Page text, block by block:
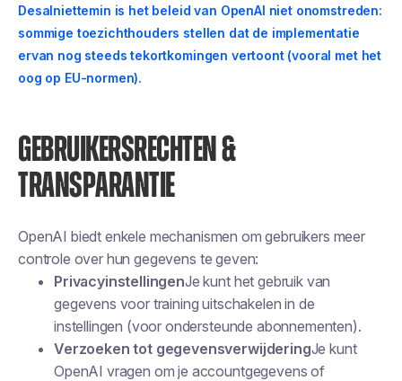
Desalniettemin is het beleid van OpenAI niet onomstreden:
sommige toezichthouders stellen dat de implementatie
ervan nog steeds tekortkomingen vertoont (vooral met het
oog op EU-normen).
GEBRUIKERSRECHTEN &
TRANSPARANTIE
OpenAI biedt enkele mechanismen om gebruikers meer
controle over hun gegevens te geven:
PrivacyinstellingenJe kunt het gebruik van
gegevens voor training uitschakelen in de
instellingen (voor ondersteunde abonnementen).
Verzoeken tot gegevensverwijderingJe kunt
OpenAI vragen om je accountgegevens of